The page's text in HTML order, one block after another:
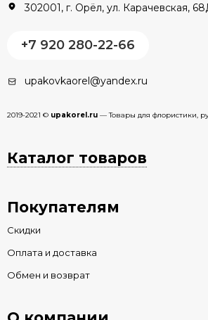
302001, г. Орёл, ул. Карачевская,
+7 920 280-22-66
upakovkaorel@yandex.ru
2019-2021 © upakorel.ru — Товары для флористики,
Каталог товаров
Покупателям
Скидки
Оплата и доставка
Обмен и возврат